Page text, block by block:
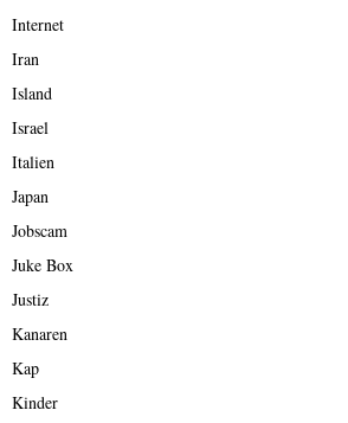
Internet
Iran
Island
Israel
Italien
Japan
Jobscam
Juke Box
Justiz
Kanaren
Kap
Kinder